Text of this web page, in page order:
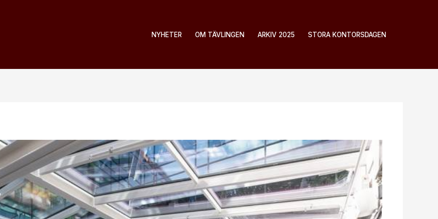
NYHETER OM TÄVLINGEN ARKIV 2025 STORA KONTORSDAGEN